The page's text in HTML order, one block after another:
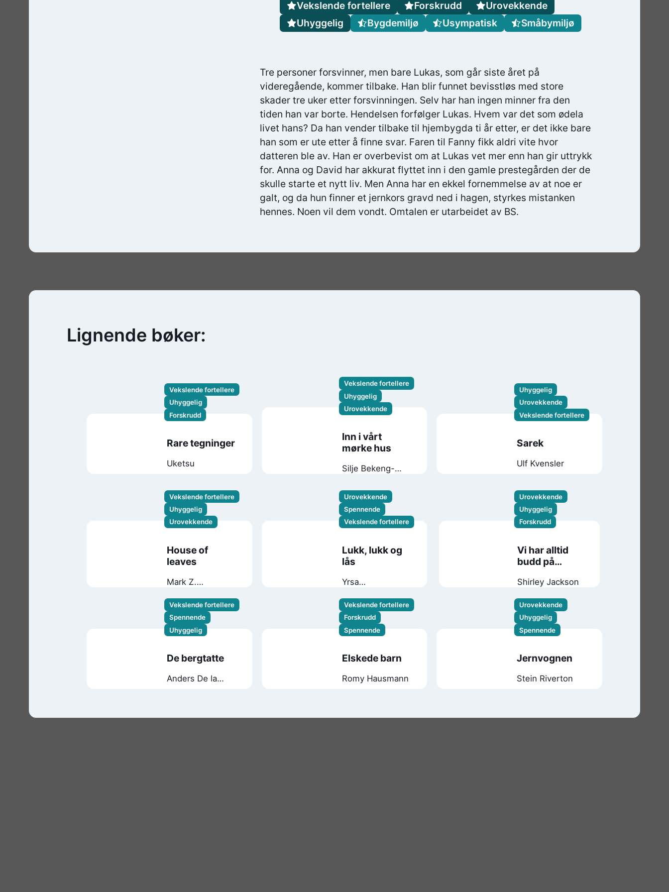
Tre personer forsvinner, men bare Lukas, som går siste året på
videregående, kommer tilbake. Han blir funnet bevisstløs med store
skader tre uker etter forsvinningen. Selv har han ingen minner fra den
tiden han var borte. Hendelsen forfølger Lukas. Hvem var det som ødela
livet hans? Da han vender tilbake til hjembygda ti år etter, er det ikke bare
han som er ute etter å finne svar. Faren til Fanny fikk aldri vite hvor
datteren ble av. Han er overbevist om at Lukas vet mer enn han gir uttrykk
for. Anna og David har akkurat flyttet inn i den gamle prestegården der de
skulle starte et nytt liv. Men Anna har en ekkel fornemmelse av at noe er
galt, og da hun finner et jernkors gravd ned i hagen, styrkes mistanken
hennes. Noen vil dem vondt. Omtalen er utarbeidet av BS.
Vekslende fortellere Forskrudd
Urovekkende
Uhyggelig
Bygdemiljø Usympatisk Småbymiljø
Lignende bøker:
Vekslende fortellere
Uhyggelig
Forskrudd
Rare tegninger
Uketsu
Vekslende fortellere
Uhyggelig
Urovekkende
Inn i vårt
mørke hus
Silje Bekeng-
Uhyggelig
Urovekkende
Vekslende fortellere
Sarek
Ulf Kvensler
Vekslende fortellere
Uhyggelig
Urovekkende
House of
leaves
Mark Z.
Urovekkende
Spennende
Vekslende fortellere
Lukk, lukk og
lås
Yrsa
Urovekkende
Uhyggelig
Forskrudd
Vi har alltid
budd på
Shirley Jackson
Vekslende fortellere
Spennende
Uhyggelig
De bergtatte
Anders De la
Vekslende fortellere
Forskrudd
Spennende
Elskede barn
Romy Hausmann
Urovekkende
Uhyggelig
Spennende
Jernvognen
Stein Riverton